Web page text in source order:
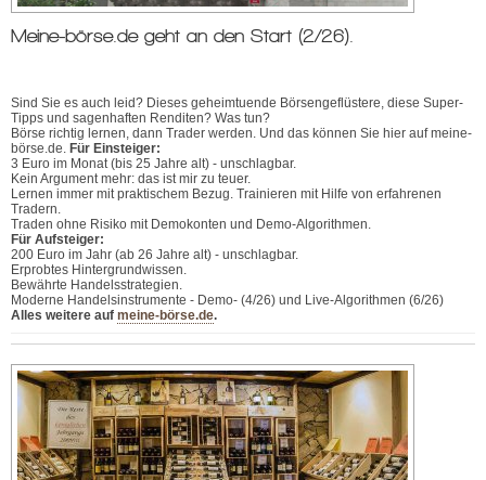
Meine-börse.de geht an den Start (2/26).
Sind Sie es auch leid? Dieses geheimtuende Börsengeflüstere, diese Super-
Tipps und sagenhaften Renditen? Was tun?
Börse richtig lernen, dann Trader werden. Und das können Sie hier auf meine-
börse.de. Für Einsteiger:
3 Euro im Monat (bis 25 Jahre alt) - unschlagbar.
Kein Argument mehr: das ist mir zu teuer.
Lernen immer mit praktischem Bezug. Trainieren mit Hilfe von erfahrenen
Tradern.
Traden ohne Risiko mit Demokonten und Demo-Algorithmen.
Für Aufsteiger:
200 Euro im Jahr (ab 26 Jahre alt) - unschlagbar.
Erprobtes Hintergrundwissen.
Bewährte Handelsstrategien.
Moderne Handelsinstrumente - Demo- (4/26) und Live-Algorithmen (6/26)
Alles weitere auf meine-börse.de.